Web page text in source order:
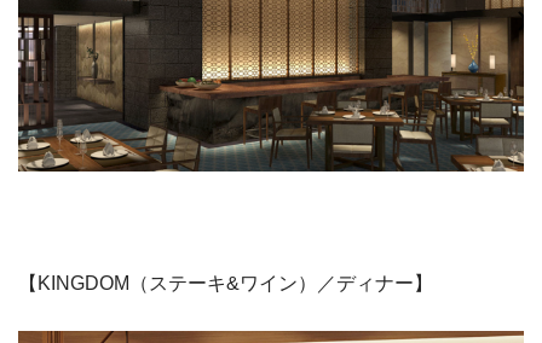
【KINGDOM（ステーキ&ワイン）／ディナー】